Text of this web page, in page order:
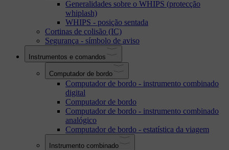
Generalidades sobre o WHIPS (protecção
whiplash)
WHIPS - posição sentada
Cortinas de colisão (IC)
Segurança - símbolo de aviso
Instrumentos e comandos
Computador de bordo
Computador de bordo - instrumento combinado
digital
Computador de bordo
Computador de bordo - instrumento combinado
analógico
Computador de bordo - estatística da viagem
Instrumento combinado